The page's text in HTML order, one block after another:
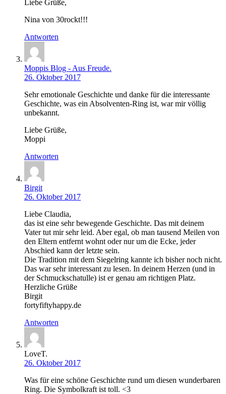
Liebe Grüße,
Nina von 30rockt!!!
Antworten
Moppis Blog - Aus Freude.
26. Oktober 2017
Sehr emotionale Geschichte und danke für die interessante
Geschichte, was ein Absolventen-Ring ist, war mir völlig
unbekannt.
Liebe Grüße,
Moppi
Antworten
Birgit
26. Oktober 2017
Liebe Claudia,
das ist eine sehr bewegende Geschichte. Das mit deinem
Vater tut mir sehr leid. Aber egal, ob man tausend Meilen von
den Eltern entfernt wohnt oder nur um die Ecke, jeder
Abschied kann der letzte sein.
Die Tradition mit dem Siegelring kannte ich bisher noch nicht.
Das war sehr interessant zu lesen. In deinem Herzen (und in
der Schmuckschatulle) ist er genau am richtigen Platz.
Herzliche Grüße
Birgit
fortyfiftyhappy.de
Antworten
LoveT.
26. Oktober 2017
Was für eine schöne Geschichte rund um diesen wunderbaren
Ring. Die Symbolkraft ist toll. <3